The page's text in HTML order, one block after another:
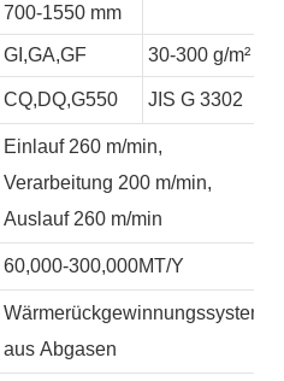
700-1550 mm
GI,GA,GF 30-300 g/m²
CQ,DQ,G550 JIS G 3302
Einlauf 260 m/min,
Verarbeitung 200 m/min,
Auslauf 260 m/min
60,000-300,000MT/Y
Wärmerückgewinnungssystem
aus Abgasen